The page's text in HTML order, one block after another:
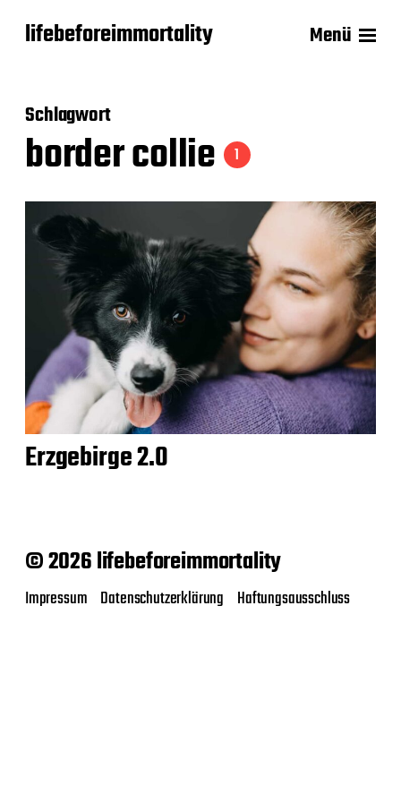
lifebeforeimmortality Menü
Schlagwort
border collie 1
Erzgebirge 2.0
© 2026 lifebeforeimmortality
Impressum Datenschutzerklärung Haftungsausschluss